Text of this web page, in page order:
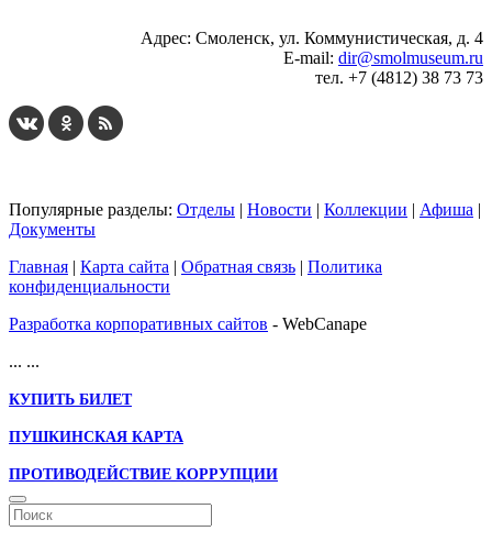
Адрес: Смоленск, ул. Коммунистическая, д. 4
E-mail: dir@smolmuseum.ru
тел. +7 (4812) 38 73 73
Популярные разделы: Отделы | Новости | Коллекции | Афиша |
Документы
Главная | Карта сайта | Обратная связь | Политика
конфиденциальности
Разработка корпоративных сайтов - WebCanape
... ...
КУПИТЬ БИЛЕТ
ПУШКИНСКАЯ КАРТА
ПРОТИВОДЕЙСТВИЕ КОРРУПЦИИ